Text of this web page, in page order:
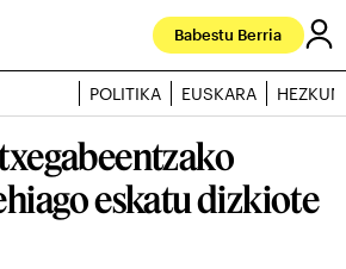
Babestu Berria
POLITIKA EUSKARA
eskatu dizkiote